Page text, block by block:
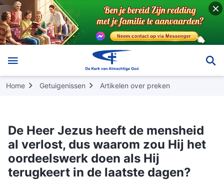
Home Getuigenissen Artikelen over preken
De Heer Jezus heeft de mensheid
al verlost, dus waarom zou Hij het
oordeelswerk doen als Hij
terugkeert in de laatste dagen?